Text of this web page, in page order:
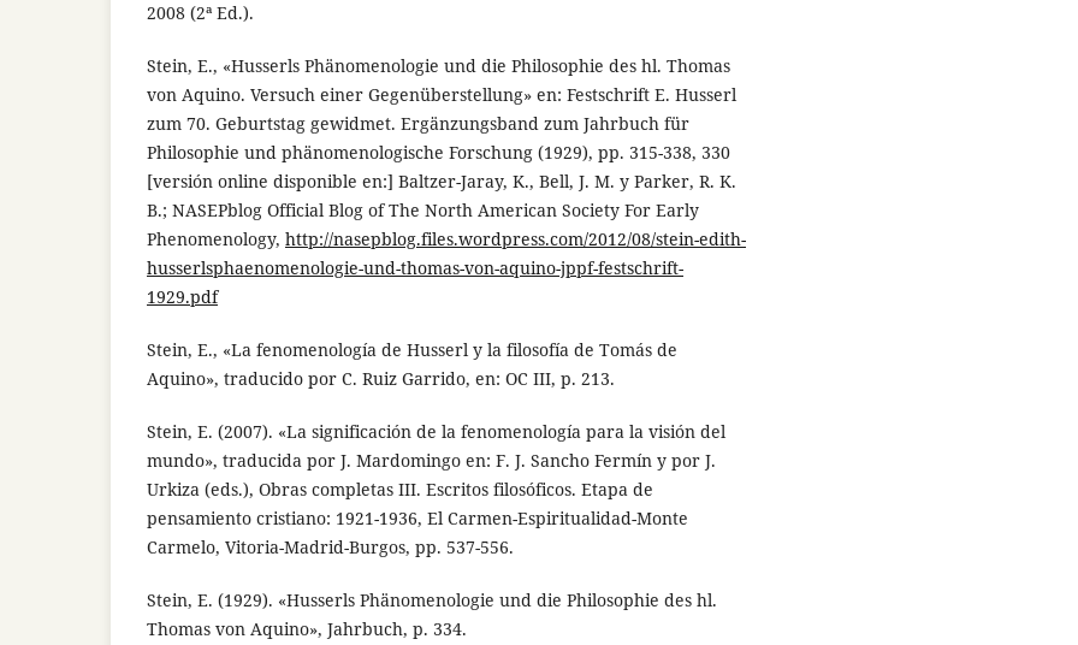
2008 (2ª Ed.).
Stein, E., «Husserls Phänomenologie und die Philosophie des hl. Thomas
von Aquino. Versuch einer Gegenüberstellung» en: Festschrift E. Husserl
zum 70. Geburtstag gewidmet. Ergänzungsband zum Jahrbuch für
Philosophie und phänomenologische Forschung (1929), pp. 315-338, 330
[versión online disponible en:] Baltzer-Jaray, K., Bell, J. M. y Parker, R. K.
B.; NASEPblog Official Blog of The North American Society For Early
Phenomenology, http://nasepblog.files.wordpress.com/2012/08/stein-edith-
husserlsphaenomenologie-und-thomas-von-aquino-jppf-festschrift-
1929.pdf
Stein, E., «La fenomenología de Husserl y la filosofía de Tomás de
Aquino», traducido por C. Ruiz Garrido, en: OC III, p. 213.
Stein, E. (2007). «La significación de la fenomenología para la visión del
mundo», traducida por J. Mardomingo en: F. J. Sancho Fermín y por J.
Urkiza (eds.), Obras completas III. Escritos filosóficos. Etapa de
pensamiento cristiano: 1921-1936, El Carmen-Espiritualidad-Monte
Carmelo, Vitoria-Madrid-Burgos, pp. 537-556.
Stein, E. (1929). «Husserls Phänomenologie und die Philosophie des hl.
Thomas von Aquino», Jahrbuch, p. 334.